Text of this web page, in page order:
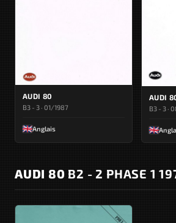
AUDI 80
B3 - 3 · 01/1987
Anglais
AUDI
B3 - 3 ·
AUDI 80 B2 - 2 PHASE 1